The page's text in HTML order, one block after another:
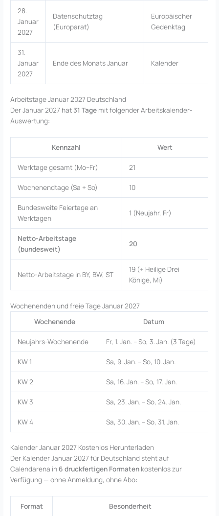
28.
Januar
2027
Datenschutztag
(Europarat)
Europäischer
Gedenktag
31.
Januar
2027
Ende des Monats Januar Kalender
Arbeitstage Januar 2027 Deutschland
Der Januar 2027 hat31 Tage mit folgender Arbeitskalender-
Auswertung:
Kennzahl Wert
Werktage gesamt (Mo–Fr) 21
Wochenendtage (Sa + So) 10
Bundesweite Feiertage an
Werktagen
1 (Neujahr, Fr)
Netto-Arbeitstage
(bundesweit)
20
Netto-Arbeitstage in BY, BW, ST
19 (+ Heilige Drei
Könige, Mi)
Wochenenden und freie Tage Januar 2027
Wochenende
Datum
Neujahrs-Wochenende Fr, 1. Jan. – So, 3. Jan. (3 Tage)
KW 1 Sa, 9. Jan. – So, 10. Jan.
KW 2 Sa, 16. Jan. – So, 17. Jan.
KW 3 Sa, 23. Jan. – So, 24. Jan.
KW 4 Sa, 30. Jan. – So, 31. Jan.
Kalender Januar 2027 Kostenlos Herunterladen
Der Kalender Januar 2027 für Deutschland steht auf
Calendarena in 6 druckfertigen Formaten kostenlos zur
Verfügung — ohne Anmeldung, ohne Abo:
Format Besonderheit